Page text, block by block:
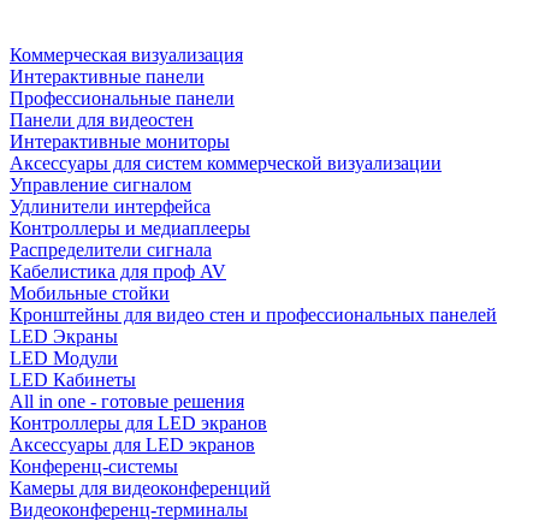
Коммерческая визуализация
Интерактивные панели
Профессиональные панели
Панели для видеостен
Интерактивные мониторы
Аксессуары для систем коммерческой визуализации
Управление сигналом
Удлинители интерфейса
Контроллеры и медиаплееры
Распределители сигнала
Кабелистика для проф AV
Мобильные стойки
Кронштейны для видео стен и профессиональных панелей
LED Экраны
LED Модули
LED Кабинеты
All in one - готовые решения
Контроллеры для LED экранов
Аксессуары для LED экранов
Конференц-системы
Камеры для видеоконференций
Видеоконференц-терминалы